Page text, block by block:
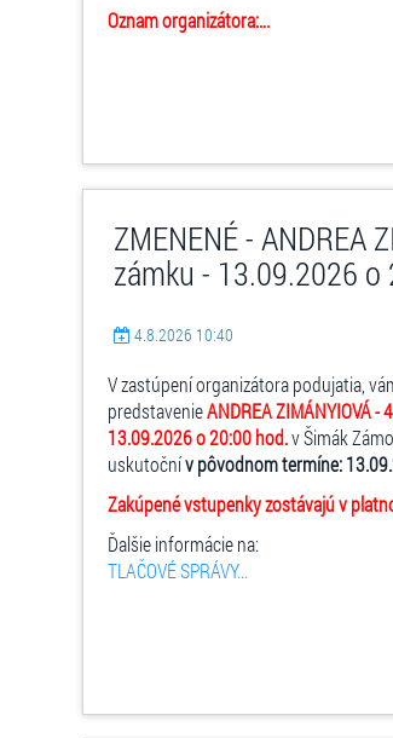
Oznam organizátora:...
ZMENENÉ - ANDREA
zámku - 13.09.2026 o
4.8.2026 10:40
V zastúpení organizátora podujatia,
predstavenieANDREA ZIMÁNYIOVÁ -
13.09.2026 o 20:00 hod.v Šimák
uskutočnív pôvodnom termíne:
Zakúpené vstupenky zostávajú v
Ďalšie informácie na:
TLAČOVÉ SPRÁVY...